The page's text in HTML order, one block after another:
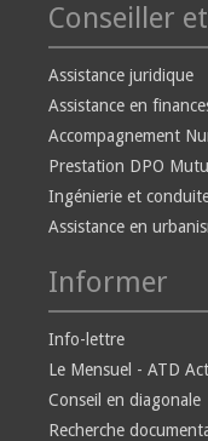
Conseiller
Assistance juridique
Assistance en
Accompagnement
Prestation DPO
Ingénierie et
Assistance en
Informer
Info-lettre
Le Mensuel - ATD
Conseil en diagonale
Recherche